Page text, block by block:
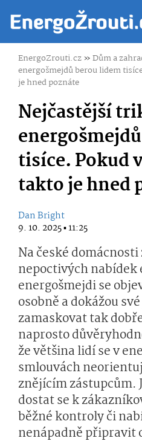
EnergoZrouti.cz»Dům a
energošmejdů berou lidem
je hned poznáte
Nejčastější
tisíce. Pokud
takto je hned
Dan Bright
9. 10. 2025 ▪ 11:25
Na české
nepoctivých
energošmejdi se
osobně a dokážou
zamaskovat tak
naprosto
že většina lidí se v
smlouvách
znějícím zástupcům.
dostat se k
běžné kontroly či
nenápadně připravit